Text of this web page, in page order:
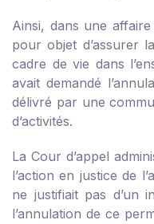
Ainsi, dans une
pour objet d’assurer
cadre de vie dans
avait demandé
délivré par une
d’activités.
La Cour d’appel
l’action en justice de
ne justifiait pas d’un
l’annulation de ce